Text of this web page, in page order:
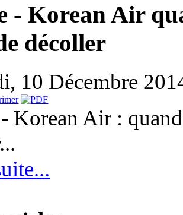
- Korean Air
décoller
10 Décembre
Korean Air :